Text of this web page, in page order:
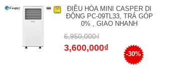
ĐIỀU HÒA MINI CASPER DI
ĐỘNG PC-09TL33, TRẢ GÓP
0% , GIAO NHANH
6,950,000₫
3,600,000₫
-30%